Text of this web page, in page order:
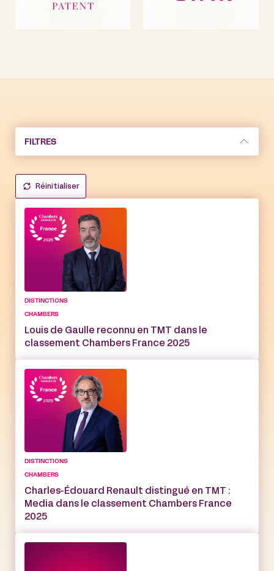
FILTRES
Réinitialiser
DISTINCTIONS
CHAMBERS
Louis de Gaulle reconnu en TMT dans le
classement Chambers France 2025
DISTINCTIONS
CHAMBERS
Charles-Édouard Renault distingué en TMT :
Media dans le classement Chambers France
2025